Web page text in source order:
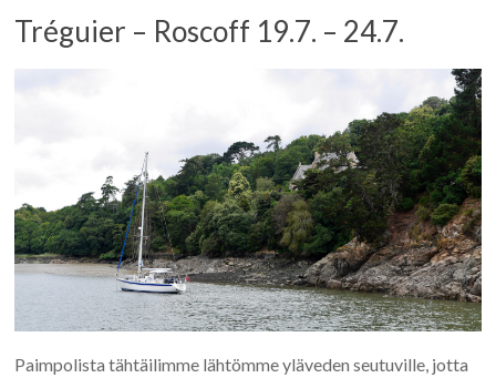
Tréguier – Roscoff 19.7. – 24.7.
Paimpolista tähtäilimme lähtömme yläveden seutuville, jotta